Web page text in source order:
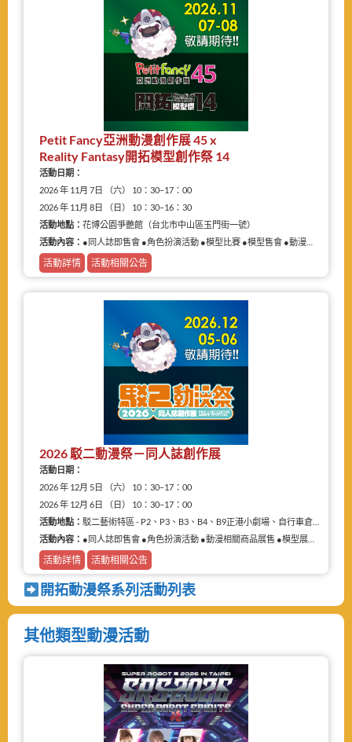
Petit Fancy亞洲動漫創作展 45 x
Reality Fantasy開拓模型創作祭 14
活動日期：
2026 年 11月 7日 （六） 10：30–17：00
2026 年 11月 8日 （日） 10：30–16：30
活動地點： 花博公園爭艷館（台北市中山區玉門街一號）
活動內容： ●同人誌即售會 ●角色扮演活動 ●模型比賽 ●模型售會 ●動漫相關商品展售
活動詳情 活動相關公告
2026 駁二動漫祭－同人誌創作展
活動日期：
2026 年 12月 5日 （六） 10：30–17：00
2026 年 12月 6日 （日） 10：30–17：00
活動地點： 駁二藝術特區 - P2、P3、B3、B4、B9正港小劇場、自行車倉庫
活動內容： ●同人誌即售會 ●角色扮演活動 ●動漫相關商品展售 ●模型展售 ●二手物品販售攤
活動詳情 活動相關公告
開拓動漫祭系列活動列表
其他類型動漫活動